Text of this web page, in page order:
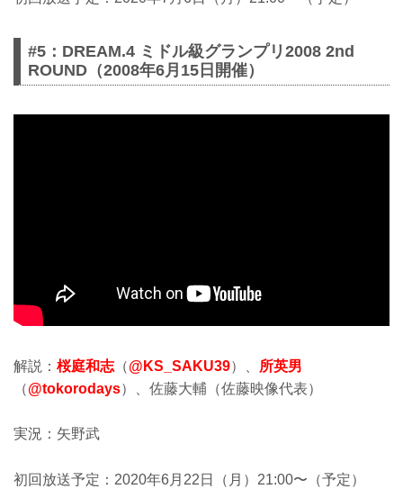
#5：DREAM.4 ミドル級グランプリ2008 2nd
ROUND（2008年6月15日開催）
解説： 桜庭和志 （@KS_SAKU39）、 所英男
（@tokorodays）、佐藤大輔（佐藤映像代表）
実況：矢野武
初回放送予定：2020年6月22日（月）21:00〜（予定）